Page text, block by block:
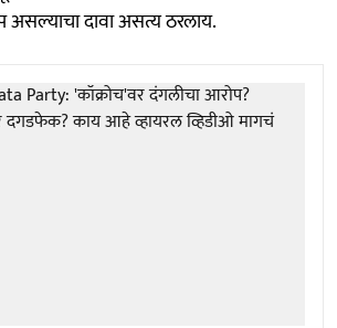
असल्याचा दावा असत्य ठरलाय.